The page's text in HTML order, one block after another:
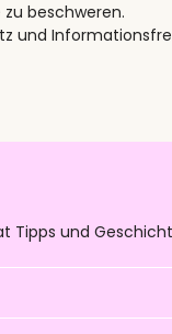
beschweren.
und
Tipps und